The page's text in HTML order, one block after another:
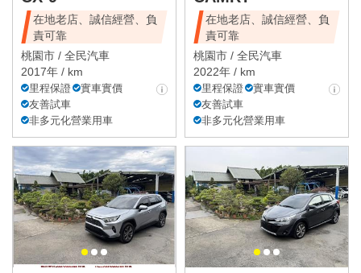
在地老店、誠信經營、負
責可靠
桃園市 / 全民汽車
2017年 / km
里程保證
實車實價
友善試車
非多元化營業用車
在地老店、誠信經營、負
責可靠
桃園市 / 全民汽車
2022年 / km
里程保證
實車實價
友善試車
非多元化營業用車